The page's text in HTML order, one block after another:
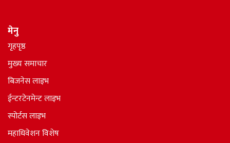
मेनु
गृहपृष्ठ
मुख्य समाचार
बिजनेस लाइभ
ईन्टरटेनमेन्ट लाइभ
स्पोर्टस लाइभ
महाधिवेशन विशेष